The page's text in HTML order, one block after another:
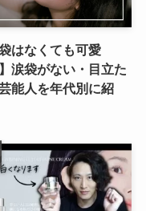
袋はなくても可愛
涙袋がない・目立た
能人を年代別に紹